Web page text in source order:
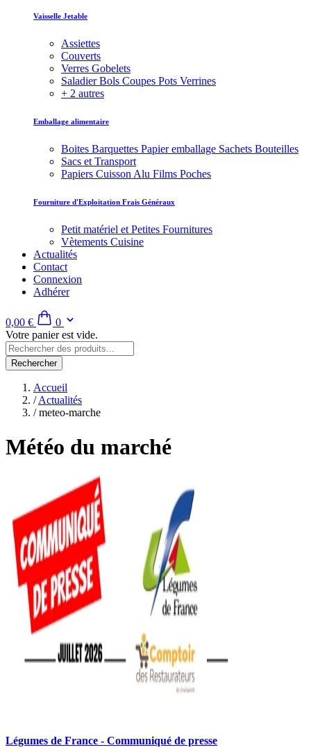
Vaisselle Jetable
Assiettes
Couverts
Verres Gobelets
Saladier Bols Coupes Pots Verrines
+ 2 autres
Emballage alimentaire
Boites Barquettes Papier emballage Sachets Bouteilles
Sacs et Transport
Papiers Cuisson Alu Films Poches
Fourniture d'Exploitation Frais Généraux
Petit matériel et Petites Fournitures
Vètements Cuisine
Actualités
Contact
Connexion
Adhérer
0,00 €
0
Votre panier est vide.
Rechercher
Accueil
/ Actualités
/meteo-marche
Météo du marché
Légumes de France - Communiqué de presse